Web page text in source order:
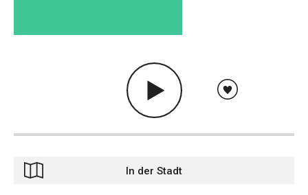
In der Stadt